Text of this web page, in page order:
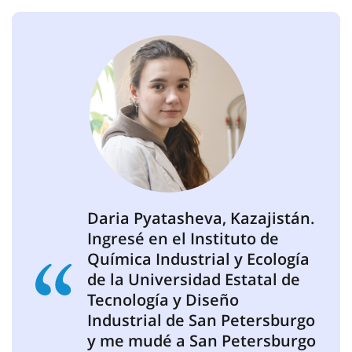
Daria Pyatasheva, Kazajistán.
Ingresé en el Instituto de
Química Industrial y Ecología
de la Universidad Estatal de
Tecnología y Diseño
Industrial de San Petersburgo
y me mudé a San Petersburgo